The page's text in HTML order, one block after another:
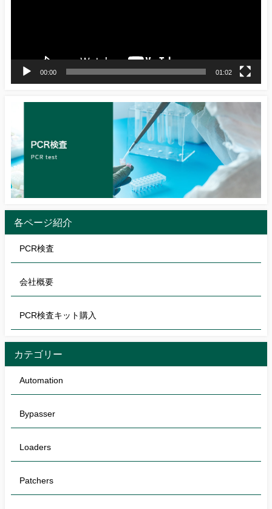
00:00 01:02
各ページ紹介
PCR検査
会社概要
PCR検査キット購入
カテゴリー
Automation
Bypasser
Loaders
Patchers